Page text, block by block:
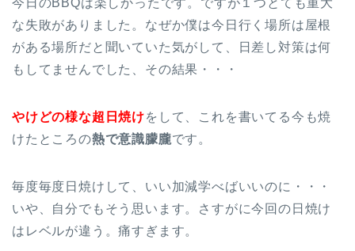
今日のBBQは楽しかったです。ですが１つとても重大
な失敗がありました。なぜか僕は今日行く場所は屋根
がある場所だと聞いていた気がして、日差し対策は何
もしてませんでした、その結果・・・
やけどの様な超日焼けをして、これを書いてる今も焼
けたところの熱で意識朦朧です。
毎度毎度日焼けして、いい加減学べばいいのに・・・
いや、自分でもそう思います。さすがに今回の日焼け
はレベルが違う。痛すぎます。